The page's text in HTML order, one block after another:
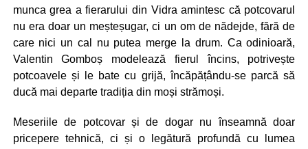
munca grea a fierarului din Vidra amintesc că potcovarul
nu era doar un meșteșugar, ci un om de nădejde, fără de
care nici un cal nu putea merge la drum. Ca odinioară,
Valentin Gomboș modelează fierul încins, potrivește
potcoavele și le bate cu grijă, încăpățându-se parcă să
ducă mai departe tradiția din moși strămoși.
Meseriile de potcovar și de dogar nu înseamnă doar
pricepere tehnică, ci și o legătură profundă cu lumea